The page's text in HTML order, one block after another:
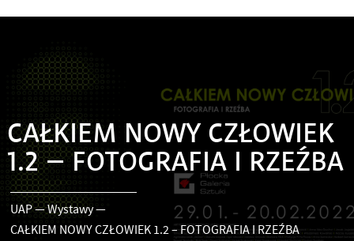
CAŁKIEM NOWY CZŁOWIEK
1.2 – FOTOGRAFIA I RZEŹBA
UAP—Wystawy—
CAŁKIEM NOWY CZŁOWIEK 1.2 – FOTOGRAFIA I RZEŹBA